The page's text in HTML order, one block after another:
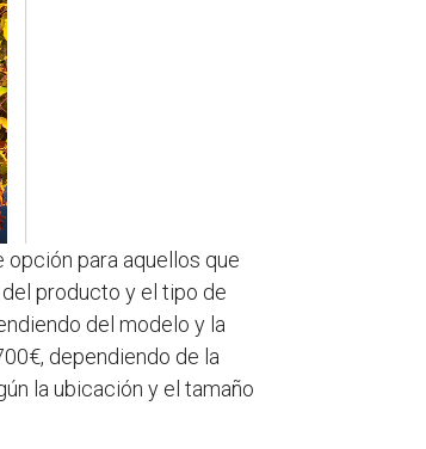
para aquellos que
producto y el tipo de
del modelo y la
dependiendo de la
la ubicación y el tamaño